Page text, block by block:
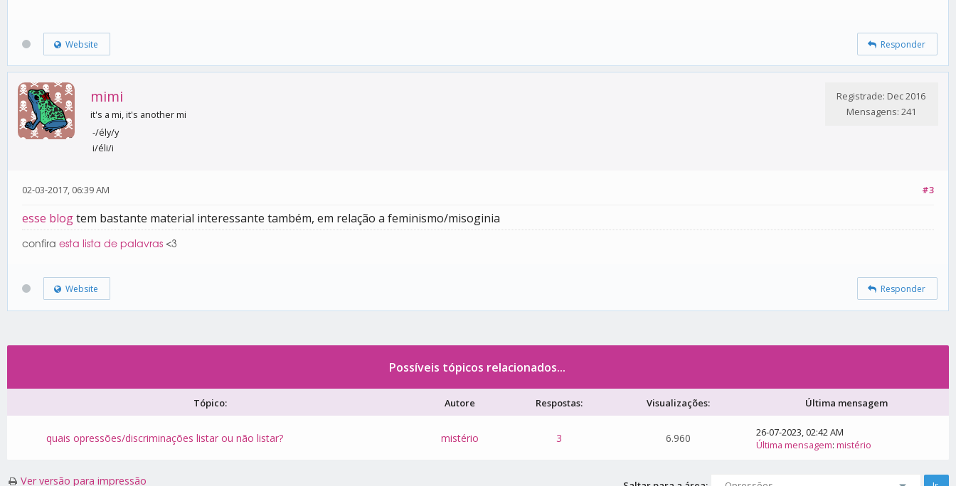
Website Responder
mimi
it's a mi, it's another mi
-/ély/y
i/éli/i
Registrade: Dec 2016
Mensagens: 241
#3
02-03-2017, 06:39 AM
esse blogtem bastante material interessante também, em relação a feminismo/misoginia
confira esta lista de palavras <3
Website Responder
Possíveis tópicos relacionados...
Tópico: Autore Respostas: Visualizações: Última mensagem
quais opressões/discriminações listar ou não listar? mistério 3 6.960
26-07-2023, 02:42 AM
Última mensagem:mistério
Ver versão para impressão